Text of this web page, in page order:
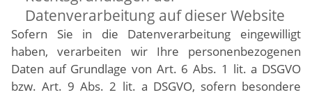
Datenverarbeitung auf dieser Website
Sofern Sie in die Datenverarbeitung eingewilligt
haben, verarbeiten wir Ihre personenbezogenen
Daten auf Grundlage von Art. 6 Abs. 1 lit. a DSGVO
bzw. Art. 9 Abs. 2 lit. a DSGVO, sofern besondere